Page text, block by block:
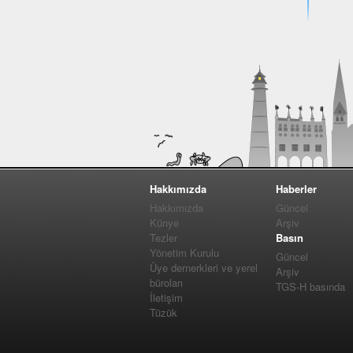
Hakkımızda
Hakkımızda
Künye
Tezler
Yönetim Kurulu
Üye dernerkleri ve yerel
büroları
İletişim
Tüzük
Haberler
Güncel
Arşiv
Basın
Güncel
Arşiv
TGS-H basında